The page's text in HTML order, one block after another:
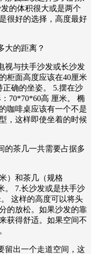
的体积很大或是两个
很好的选择，高度最好
大的距离？
视与扶手沙发或长沙发
柜面高度应该在40厘米
确的坐姿。 5.摆在沙
70*70*60高 厘米。 椭
咖啡桌应该有一个不是
，这样即使坐着的时候
的茶几一共需要占据多
）和茶几（规格
。 7.长沙发或是扶手沙
这样的高度可以将头
的放松。如果沙发的靠
获得舒适。如果空间不
留出一个走道空间，这